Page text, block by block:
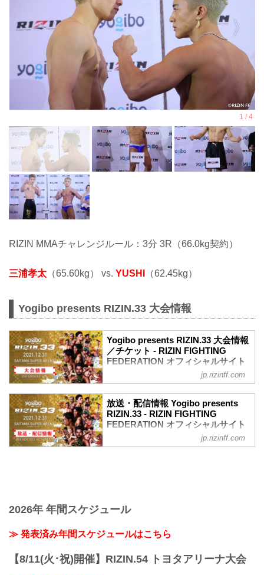
RIZIN MMAチャレンジルール：3分 3R（66.0kg契約）
三浦孝太 （65.60kg） vs. YUSHI （62.45kg）
Yogibo presents RIZIN.33 大会情報
Yogibo presents RIZIN.33 大会情報
／チケット - RIZIN FIGHTING
FEDERATION オフィシャルサイト
現状は必要ありません。
大会概要
名称
予定時間が前後することがありますので
会場
JR京浜東北線・JR上野東京ライン（宇都
宮線・高崎線）「さいたま新都心」駅か
jp.rizinff.com
放送・配信情報 Yogibo presents
RIZIN.33 - RIZIN FIGHTING
FEDERATION オフィシャルサイト
12月31日（金）さいたまスーパーアリー
試合リアルタイムで視聴しよう！
事前番組
日付 時間 放送・配信媒体 番組名・その
12/20（月） 20:30〜 RIZIN FF公式
jp.rizinff.com
2026年 年間スケジュール
≫ 発表済み年間スケジュールはこちら
【8/11(火･祝)開催】RIZIN.54 トヨタアリーナ大会